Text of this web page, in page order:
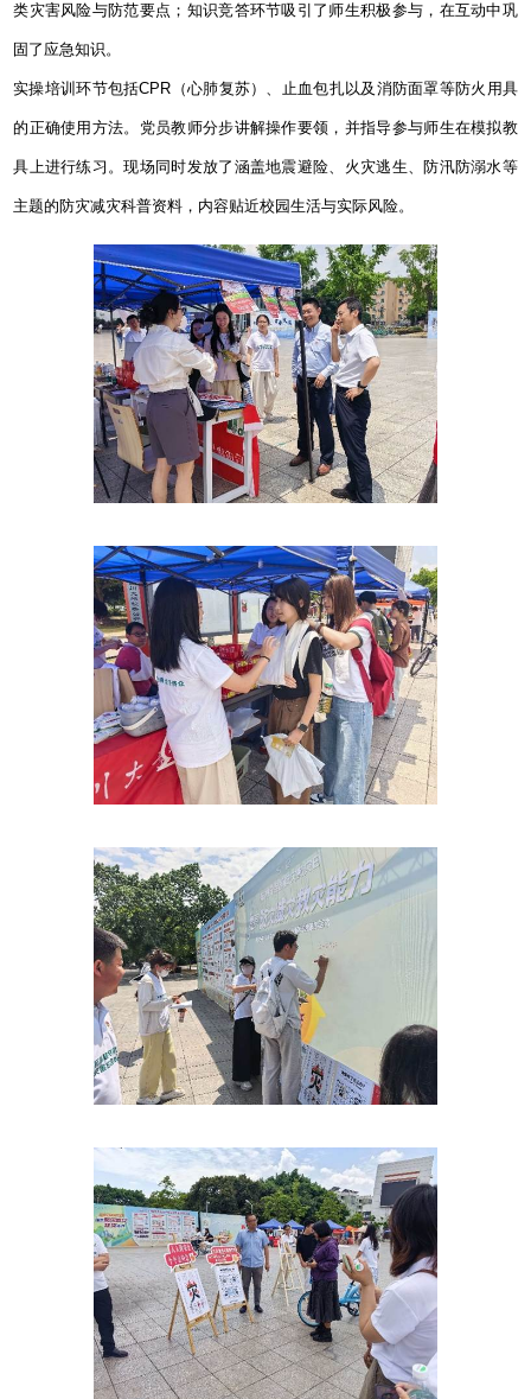
类灾害风险与防范要点；知识竞答环节吸引了师生积极参与，在互动中巩
固了应急知识。
实操培训环节包括CPR（心肺复苏）、止血包扎以及消防面罩等防火用具
的正确使用方法。党员教师分步讲解操作要领，并指导参与师生在模拟教
具上进行练习。现场同时发放了涵盖地震避险、火灾逃生、防汛防溺水等
主题的防灾减灾科普资料，内容贴近校园生活与实际风险。